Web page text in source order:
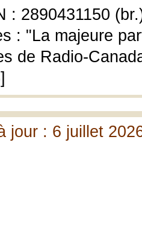
: 2890431150
: "La majeure
de Radio-
jour : 6 juillet